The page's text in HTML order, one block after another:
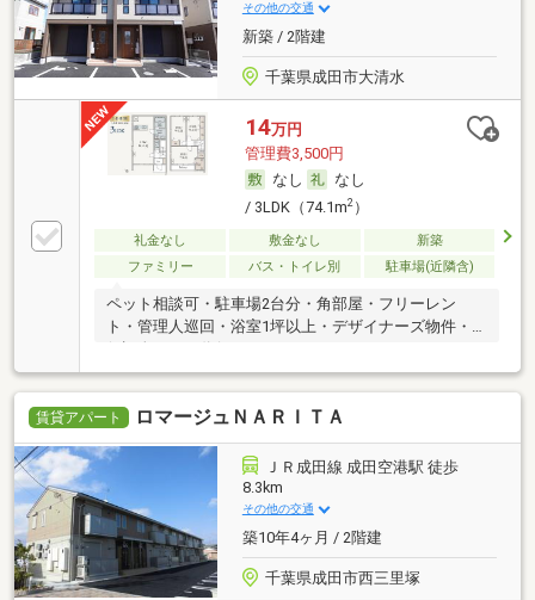
その他の交通
新築 / 2階建
千葉県成田市大清水
14万円
管理費3,500円
なし
なし
/ 3LDK（74.1m2）
礼金なし 敷金なし
新築
ファミリー
バス・トイレ別 駐車場(近隣含)
ペット相談可・駐車場2台分・角部屋・フリーレン
ト・管理人巡回・浴室1坪以上・デザイナーズ物件・
賃貸アパート ロマージュＮＡＲＩＴＡ
ＪＲ成田線 成田空港駅 徒歩
8.3km
その他の交通
築10年4ヶ月 / 2階建
千葉県成田市西三里塚